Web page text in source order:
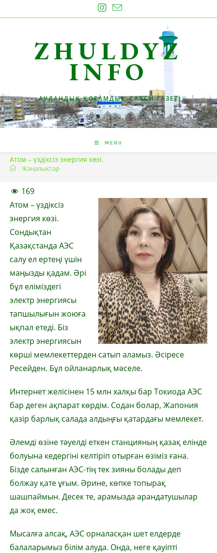
to
ZHULDYZ
INFO
АУДАНДЫҚ ҚОҒАМДЫҚ-САЯСИ ГАЗЕТ
MENU
Атом – үздіксіз энергия көзі.
Жаңалықтар
169
Атом – үздіксіз
энергия көзі.
Сондықтан
Қазақстанда АЭС
салу ел ертеңі үшін
маңызды қадам. Әрі
бұл еліміздегі
электр энергиясы
тапшылығын жоюға
ықпал етеді. Біз
электр энергиясын
көрші мемлекеттерден сатып аламыз. Әсіресе
Ресейден. Бұл ойланарлық мәселе.
Интернет желісінен 15 млн халқы бар Токиода АЭС
бар деген ақпарат көрдім. Содан болар, Жапония
қазір барлық салада алдыңғы қатардағы мемлекет.
Әлемді өзіне тәуелді еткен станцияның қазақ елінде
болуына кедергіні келтіріп отырған өзіміз ғана.
Бізде салынған АЭС-тің тек зияны болады деп
болжау қате ұғым. Әрине, көпке топырақ
шашпаймын. Десек те, арамызда арандатушылар
да жоқ емес.
Мысалға алсақ, АЭС орналасқан шет елдерде
балаларымыз білім алуда. Онда, неге қауіпті